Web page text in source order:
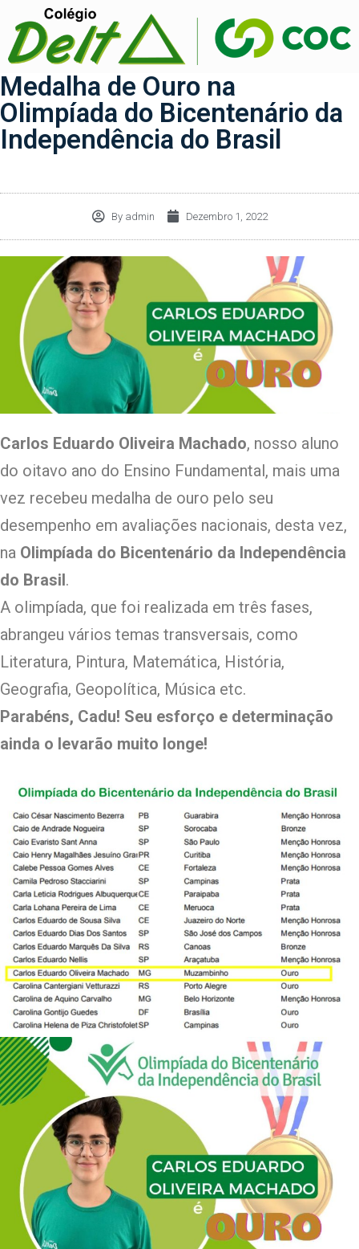
Medalha de Ouro na
Olimpíada do Bicentenário da
Independência do Brasil
Byadmin Dezembro 1, 2022
Carlos Eduardo Oliveira Machado, nosso aluno
do oitavo ano do Ensino Fundamental, mais uma
vez recebeu medalha de ouro pelo seu
desempenho em avaliações nacionais, desta vez,
na Olimpíada do Bicentenário da Independência
do Brasil.
A olimpíada, que foi realizada em três fases,
abrangeu vários temas transversais, como
Literatura, Pintura, Matemática, História,
Geografia, Geopolítica, Música etc.
Parabéns, Cadu! Seu esforço e determinação
ainda o levarão muito longe!